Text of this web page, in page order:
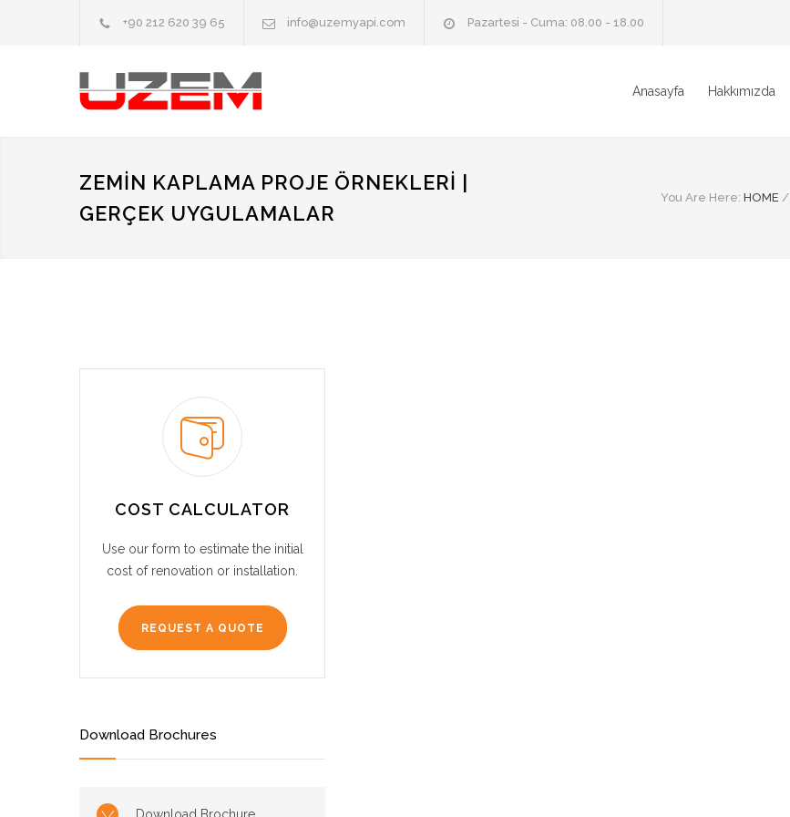
+90 212 620 39 65 info@uzemyapi.com Pazartesi - Cuma: 08.00 - 18.00
Anasayfa Hakkımızda
ZEMIN KAPLAMA PROJE ÖRNEKLERI |
GERÇEK UYGULAMALAR
You Are Here: HOME /
COST CALCULATOR
Use our form to estimate the initial
cost of renovation or installation.
REQUEST A QUOTE
Download Brochures